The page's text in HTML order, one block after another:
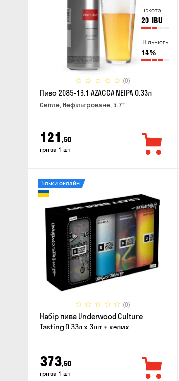
Гіркота
20 IBU
Щільність
14%
(0)
Пиво 2085-16.1 AZACCA NEIPA 0.33л
Світле, Нефільтроване, 5.7°
121 ,50
грн за 1 шт
(0)
Тільки онлайн
Набір пива Underwood Culture
Tasting 0.33л x 3шт + келих
373,50
грн за 1 шт